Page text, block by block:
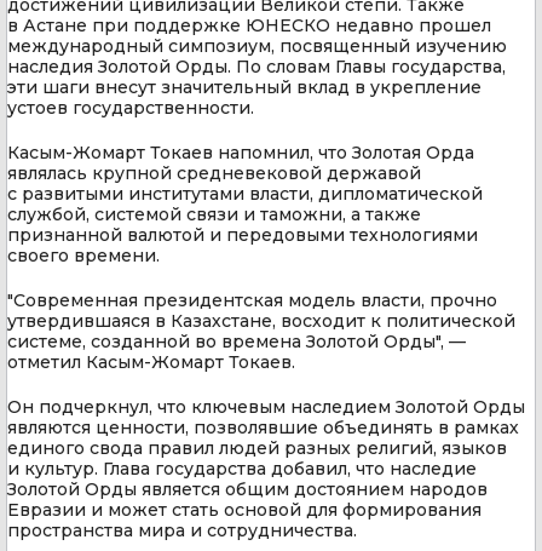
в Астане при поддержке ЮНЕСКО недавно прошел
международный симпозиум, посвященный изучению
наследия Золотой Орды. По словам Главы государства,
эти шаги внесут значительный вклад в укрепление
устоев государственности.
Касым-Жомарт Токаев напомнил, что Золотая Орда
являлась крупной средневековой державой
с развитыми институтами власти, дипломатической
службой, системой связи и таможни, а также
признанной валютой и передовыми технологиями
своего времени.
"Современная президентская модель власти, прочно
утвердившаяся в Казахстане, восходит к политической
системе, созданной во времена Золотой Орды", —
отметил Касым-Жомарт Токаев.
Он подчеркнул, что ключевым наследием Золотой Орды
являются ценности, позволявшие объединять в рамках
единого свода правил людей разных религий, языков
и культур. Глава государства добавил, что наследие
Золотой Орды является общим достоянием народов
Евразии и может стать основой для формирования
пространства мира и сотрудничества.